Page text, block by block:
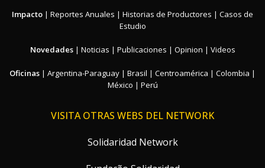
Impacto | Reportes Anuales | Historias de Productores | Casos de
Estudio
Novedades| Noticias | Publicaciones | Opinion | Videos
Oficinas | Argentina-Paraguay | Brasil | Centroamérica | Colombia |
México | Perú
VISITA OTRAS WEBS DEL NETWORK
Solidaridad Network